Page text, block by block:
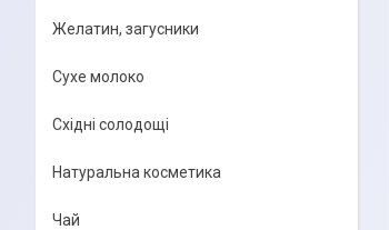
Желатин, загусники
Сухе молоко
Східні солодощі
Натуральна косметика
Чай